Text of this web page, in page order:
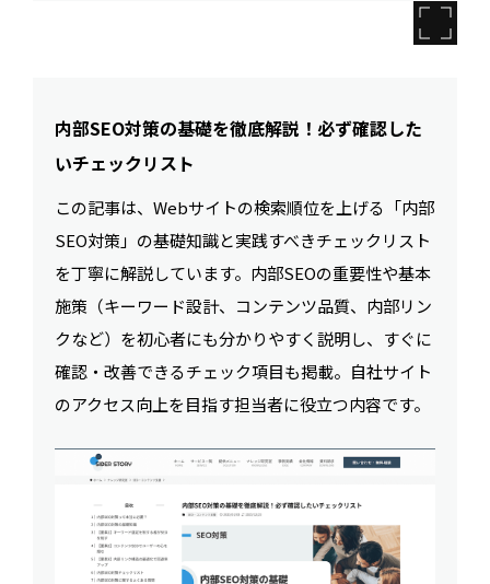
内部SEO対策の基礎を徹底解説！必ず確認した
いチェックリスト
この記事は、Webサイトの検索順位を上げる「内部
SEO対策」の基礎知識と実践すべきチェックリスト
を丁寧に解説しています。内部SEOの重要性や基本
施策（キーワード設計、コンテンツ品質、内部リン
クなど）を初心者にも分かりやすく説明し、すぐに
確認・改善できるチェック項目も掲載。自社サイト
のアクセス向上を目指す担当者に役立つ内容です。